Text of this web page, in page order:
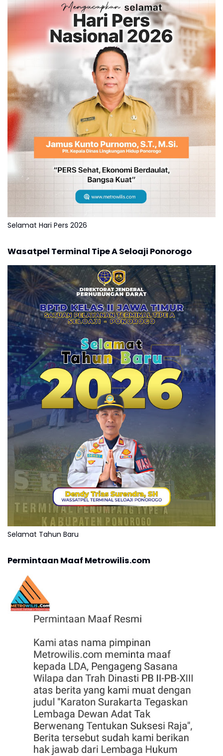
Selamat Hari Pers 2026
Wasatpel Terminal Tipe A Seloaji Ponorogo
Selamat Tahun Baru
Permintaan Maaf Metrowilis.com